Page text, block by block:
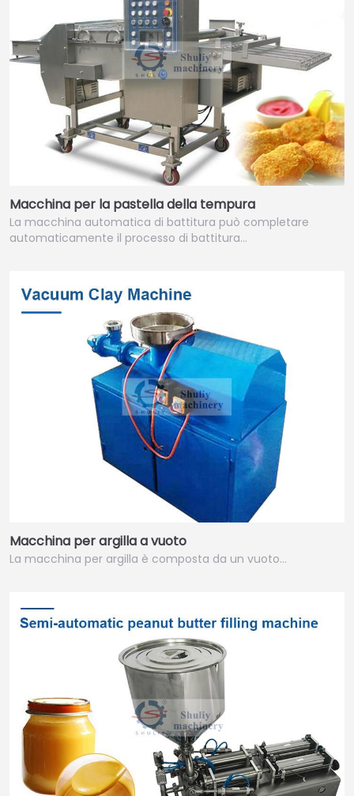
Macchina per la pastella della tempura
La macchina automatica di battitura può completare
automaticamente il processo di battitura…
Macchina per argilla a vuoto
La macchina per argilla è composta da un vuoto…